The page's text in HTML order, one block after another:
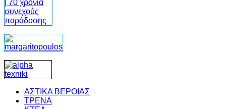
ΑΣΤΙΚΑ ΒΕΡΟΙΑΣ
ΤΡΕΝΑ